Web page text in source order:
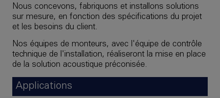
Nous concevons, fabriquons et installons solutions
sur mesure, en fonction des spécifications du projet
et les besoins du client.
Nos équipes de monteurs, avec l'équipe de contrôle
technique de l'installation, réaliseront la mise en place
de la solution acoustique préconisée.
Applications